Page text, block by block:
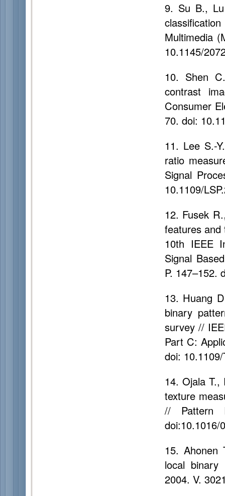
9. Su B.,
Multimedia
10.1145/
10. Shen
contrast
Consumer
70. doi:
11. Lee S.-
ratio
Signal
10.1109/
12. Fusek
features and
10th IEEE
Signal
P. 147–152.
13. Huang
binary
survey //
Part C:
doi:
14. Ojala
texture
// Pattern
doi:10.1016/
15. Ahonen
local
2004. V.